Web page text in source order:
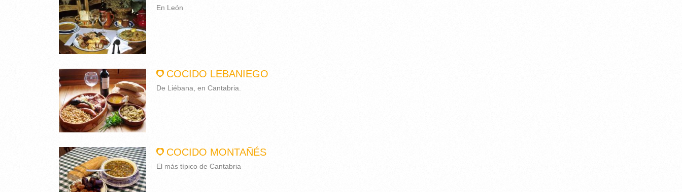
En León
COCIDO LEBANIEGO
De Liébana, en Cantabria.
COCIDO MONTAÑÉS
El más típico de Cantabria